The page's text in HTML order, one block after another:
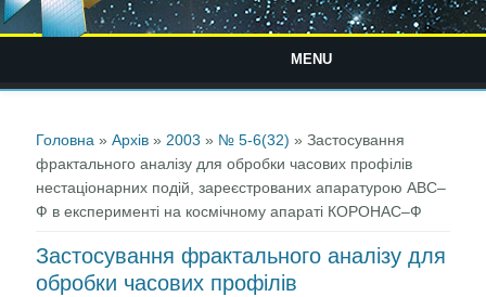
MENU
Головна »Архів » 2003 » № 5-6(32) » Застосування
фрактального аналізу для обробки часових профілів
нестаціонарних подій, зареєстрованих апаратурою АВС–
Ф в експерименті на космічному апараті КОРОНАС–Ф
Застосування фрактального аналізу для
обробки часових профілів